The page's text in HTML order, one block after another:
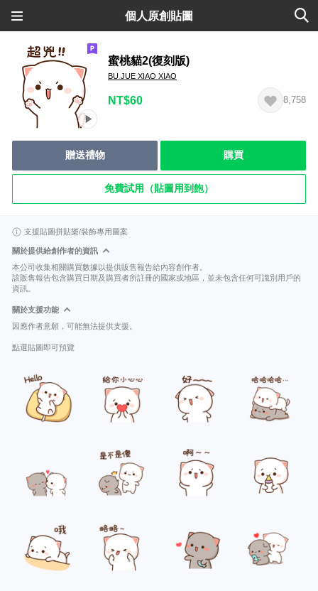
個人原創貼圖
蜜桃貓2(復刻版)
BU JUE XIAO XIAO
NT$60 8,758
贈送禮物 購買
免費試用（貼圖用到飽）
支援貼圖拼貼樂/裝飾專用圖案
關於提供給創作者的資訊
本公司收集相關購買數據以提供販售報告給內容創作者。
該販售報告包含購買日期及購買者所註冊的國家或地區，並未包含任何可識別用戶的
資訊。
關於支援功能
因應作者意願，可能無法提供支援。
點選貼圖即可預覽